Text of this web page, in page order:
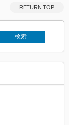
RETURN TOP